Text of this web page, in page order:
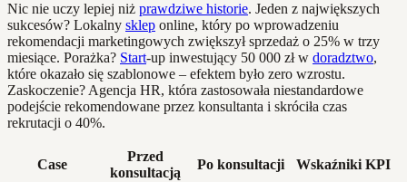
Nic nie uczy lepiej niż prawdziwe historie. Jeden z największych
sukcesów? Lokalny sklep online, który po wprowadzeniu
rekomendacji marketingowych zwiększył sprzedaż o 25% w trzy
miesiące. Porażka? Start-up inwestujący 50 000 zł w doradztwo,
które okazało się szablonowe – efektem było zero wzrostu.
Zaskoczenie? Agencja HR, która zastosowała niestandardowe
podejście rekomendowane przez konsultanta i skróciła czas
rekrutacji o 40%.
Case
Przed
konsultacją
Po konsultacji
Wskaźniki KPI